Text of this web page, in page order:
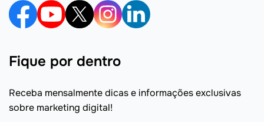
Fique por dentro
Receba mensalmente dicas e informações exclusivas
sobre marketing digital!